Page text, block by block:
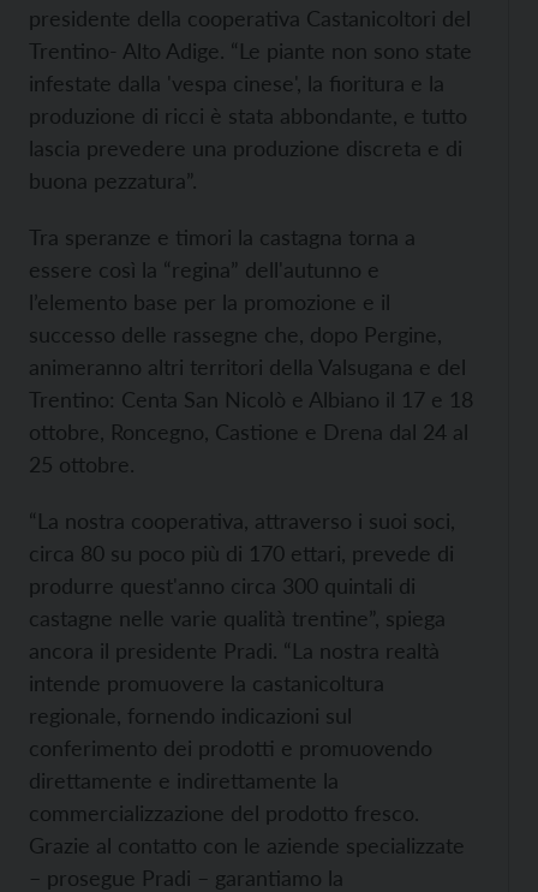
presidente della cooperativa Castanicoltori del
Trentino- Alto Adige. “Le piante non sono state
infestate dalla 'vespa cinese', la fioritura e la
produzione di ricci è stata abbondante, e tutto
lascia prevedere una produzione discreta e di
buona pezzatura”.
Tra speranze e timori la castagna torna a
essere così la “regina” dell'autunno e
l’elemento base per la promozione e il
successo delle rassegne che, dopo Pergine,
animeranno altri territori della Valsugana e del
Trentino: Centa San Nicolò e Albiano il 17 e 18
ottobre, Roncegno, Castione e Drena dal 24 al
25 ottobre.
“La nostra cooperativa, attraverso i suoi soci,
circa 80 su poco più di 170 ettari, prevede di
produrre quest'anno circa 300 quintali di
castagne nelle varie qualità trentine”, spiega
ancora il presidente Pradi. “La nostra realtà
intende promuovere la castanicoltura
regionale, fornendo indicazioni sul
conferimento dei prodotti e promuovendo
direttamente e indirettamente la
commercializzazione del prodotto fresco.
Grazie al contatto con le aziende specializzate
– prosegue Pradi – garantiamo la